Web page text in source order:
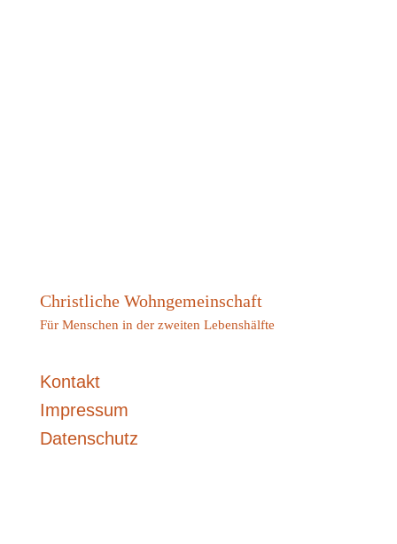
Christliche Wohngemeinschaft
Für Menschen in der zweiten Lebenshälfte
Kontakt
Impressum
Datenschutz